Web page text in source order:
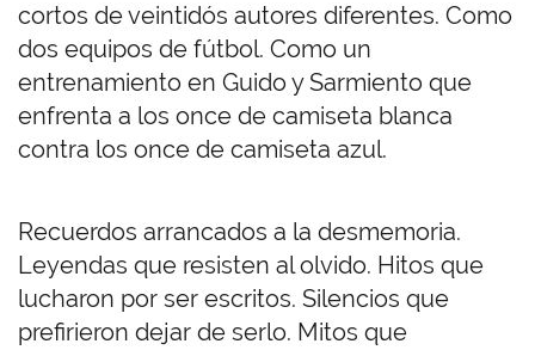
cortos de veintidós autores diferentes. Como
dos equipos de fútbol. Como un
entrenamiento en Guido y Sarmiento que
enfrenta a los once de camiseta blanca
contra los once de camiseta azul.
Recuerdos arrancados a la desmemoria.
Leyendas que resisten al olvido. Hitos que
lucharon por ser escritos. Silencios que
prefirieron dejar de serlo. Mitos que